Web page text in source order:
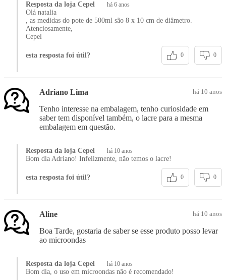
Resposta da loja Cepel há 6 anos
Olá natalia
, as medidas do pote de 500ml são 8 x 10 cm de diâmetro.
Atenciosamente,
Cepel
esta resposta foi útil? 0 0
Adriano Lima há 10 anos
Tenho interesse na embalagem, tenho curiosidade em
saber tem disponível também, o lacre para a mesma
embalagem em questão.
Resposta da loja Cepel há 10 anos
Bom dia Adriano! Infelizmente, não temos o lacre!
esta resposta foi útil? 0 0
Aline há 10 anos
Boa Tarde, gostaria de saber se esse produto posso levar
ao microondas
Resposta da loja Cepel há 10 anos
Bom dia, o uso em microondas não é recomendado!